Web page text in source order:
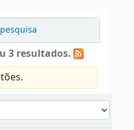
3 resultados.